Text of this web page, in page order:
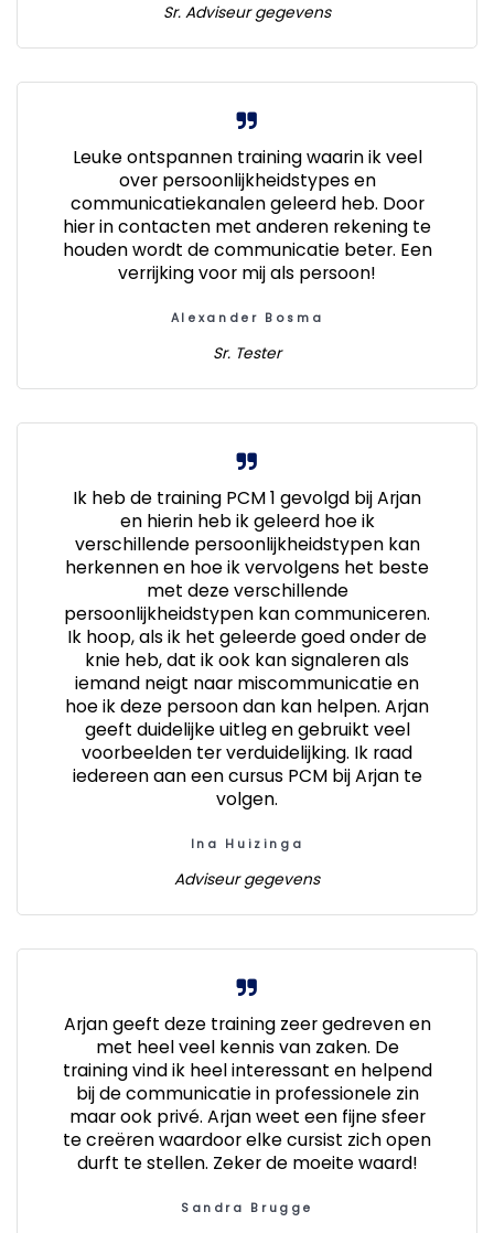
Sr. Adviseur gegevens
Leuke ontspannen training waarin ik veel
over persoonlijkheidstypes en
communicatiekanalen geleerd heb. Door
hier in contacten met anderen rekening te
houden wordt de communicatie beter. Een
verrijking voor mij als persoon!
Alexander Bosma
Sr. Tester
Ik heb de training PCM 1 gevolgd bij Arjan
en hierin heb ik geleerd hoe ik
verschillende persoonlijkheidstypen kan
herkennen en hoe ik vervolgens het beste
met deze verschillende
persoonlijkheidstypen kan communiceren.
Ik hoop, als ik het geleerde goed onder de
knie heb, dat ik ook kan signaleren als
iemand neigt naar miscommunicatie en
hoe ik deze persoon dan kan helpen. Arjan
geeft duidelijke uitleg en gebruikt veel
voorbeelden ter verduidelijking. Ik raad
iedereen aan een cursus PCM bij Arjan te
volgen.
Ina Huizinga
Adviseur gegevens
Arjan geeft deze training zeer gedreven en
met heel veel kennis van zaken. De
training vind ik heel interessant en helpend
bij de communicatie in professionele zin
maar ook privé. Arjan weet een fijne sfeer
te creëren waardoor elke cursist zich open
durft te stellen. Zeker de moeite waard!
Sandra Brugge